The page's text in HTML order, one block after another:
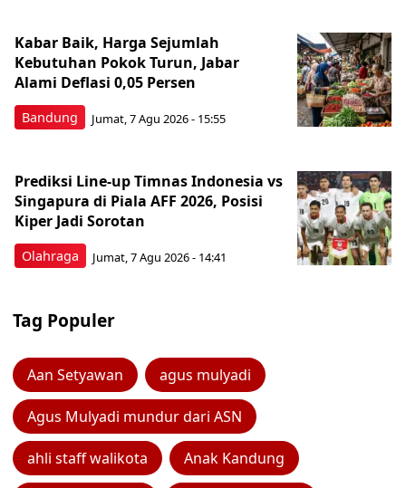
Bandung
Kabar Baik, Harga Sejumlah
Kebutuhan Pokok Turun, Jabar
Alami Deflasi 0,05 Persen
Jumat, 7 Agu 2026 - 15:55
Olahraga
Prediksi Line-up Timnas Indonesia vs
Singapura di Piala AFF 2026, Posisi
Kiper Jadi Sorotan
Jumat, 7 Agu 2026 - 14:41
Tag Populer
Aan Setyawan agus mulyadi
Agus Mulyadi mundur dari ASN
ahli staff walikota Anak Kandung